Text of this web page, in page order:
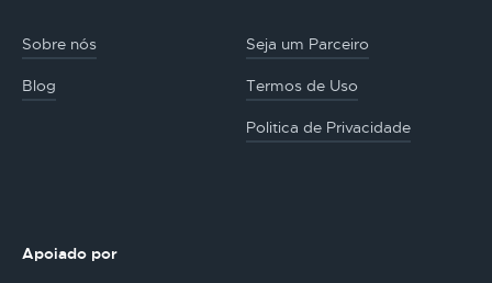
Sobre nós Seja um Parceiro
Blog Termos de Uso
Politica de Privacidade
Apoiado por